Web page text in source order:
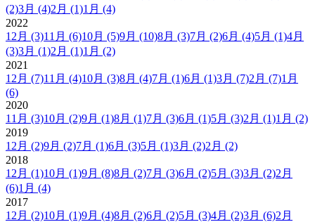
(2)3月 (4)2月 (1)1月 (4)
2022
12月 (3)11月 (6)10月 (5)9月 (10)8月 (3)7月 (2)6月 (4)5月 (1)4月
(3)3月 (1)2月 (1)1月 (2)
2021
12月 (7)11月 (4)10月 (3)8月 (4)7月 (1)6月 (1)3月 (7)2月 (7)1月
(6)
2020
11月 (3)10月 (2)9月 (1)8月 (1)7月 (3)6月 (1)5月 (3)2月 (1)1月 (2)
2019
12月 (2)9月 (2)7月 (1)6月 (3)5月 (1)3月 (2)2月 (2)
2018
12月 (1)10月 (1)9月 (8)8月 (2)7月 (3)6月 (2)5月 (3)3月 (2)2月
(6)1月 (4)
2017
12月 (2)10月 (1)9月 (4)8月 (2)6月 (2)5月 (3)4月 (2)3月 (6)2月